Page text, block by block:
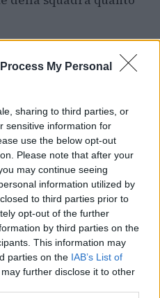
My Personal
sharing to third parties, or
sensitive information for
use the below opt-out
Please note that after your
may continue seeing
information utilized by
to third parties prior to
opt-out of the further
by third parties on the
This information may
parties on the IAB’s List of
further disclose it to other
si inserisce quindi in
Belluno Volley, che
l’entusiasmo e il
Bortoletto e Tosatto.
di affrontare laSerie
e una rosa
livello.
fiorentina, prese appunti
di un circuito toscano e